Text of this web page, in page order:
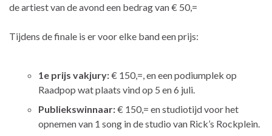
de artiest van de avond een bedrag van € 50,=
Tijdens de finale is er voor elke band een prijs:
1e prijs vakjury:€ 150,=, en een podiumplek op
Raadpop wat plaats vind op 5 en 6 juli.
Publiekswinnaar:€ 150,= en studiotijd voor het
opnemen van 1 song in de studio van Rick’s Rockplein.